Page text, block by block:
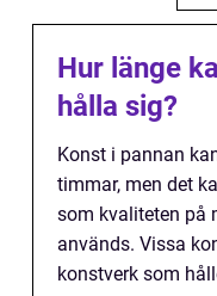
Hur länge
hålla sig?
Konst i pannan
timmar, men det
som kvaliteten på
används. Vissa
konstverk som